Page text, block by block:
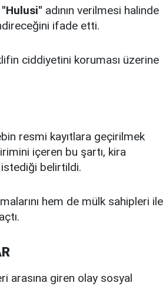
"Hulusi" adının verilmesi halinde
ifade etti.
ciddiyetini koruması üzerine
resmi kayıtlara geçirilmek
içeren bu şartı, kira
belirtildi.
hem de mülk sahipleri ile
arasına giren olay sosyal